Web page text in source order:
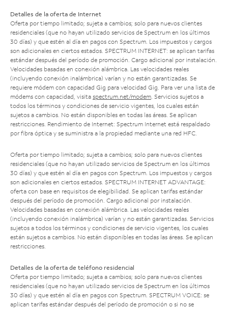
Detalles de la oferta de Internet
Oferta por tiempo limitado; sujeta a cambios; solo para nuevos clientes
residenciales (que no hayan utilizado servicios de Spectrum en los últimos
30 días) y que estén al día en pagos con Spectrum. Los impuestos y cargos
son adicionales en ciertos estados. SPECTRUM INTERNET: se aplican tarifas
estándar después del período de promoción. Cargo adicional por instalación.
Velocidades basadas en conexión alámbrica. Las velocidades reales
(incluyendo conexión inalámbrica) varían y no están garantizadas. Se
requiere módem con capacidad Gig para velocidad Gig. Para ver una lista de
módems con capacidad, visita spectrum.net/modem . Servicios sujetos a
todos los términos y condiciones de servicio vigentes, los cuales están
sujetos a cambios. No están disponibles en todas las áreas. Se aplican
restricciones. Rendimiento de Internet: Spectrum Internet está respaldado
por fibra óptica y se suministra a la propiedad mediante una red HFC.
Oferta por tiempo limitado; sujeta a cambios; solo para nuevos clientes
residenciales (que no hayan utilizado servicios de Spectrum en los últimos
30 días) y que estén al día en pagos con Spectrum. Los impuestos y cargos
son adicionales en ciertos estados. SPECTRUM INTERNET ADVANTAGE:
oferta con base en requisitos de elegibilidad. Se aplican tarifas estándar
después del período de promoción. Cargo adicional por instalación.
Velocidades basadas en conexión alámbrica. Las velocidades reales
(incluyendo conexión inalámbrica) varían y no están garantizadas. Servicios
sujetos a todos los términos y condiciones de servicio vigentes, los cuales
están sujetos a cambios. No están disponibles en todas las áreas. Se aplican
restricciones.
Detalles de la oferta de teléfono residencial
Oferta por tiempo limitado; sujeta a cambios; solo para nuevos clientes
residenciales (que no hayan utilizado servicios de Spectrum en los últimos
30 días) y que estén al día en pagos con Spectrum. SPECTRUM VOICE: se
aplican tarifas estándar después del período de promoción o si no se